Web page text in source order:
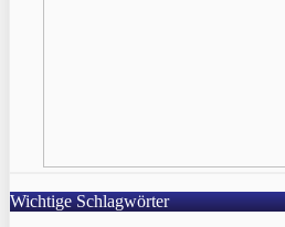
Wichtige Schlagwörter